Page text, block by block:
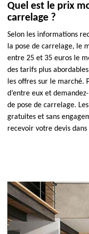
Quel est le prix
carrelage ?
Selon les informations
la pose de carrelage, le
entre 25 et 35 euros le
des tarifs plus
les offres sur le marché.
d’entre eux et
de pose de carrelage.
gratuites et sans
recevoir votre devis